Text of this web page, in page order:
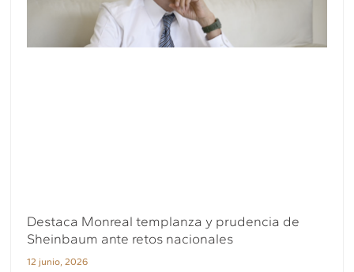
Destaca Monreal templanza y prudencia de
Sheinbaum ante retos nacionales
12 junio, 2026